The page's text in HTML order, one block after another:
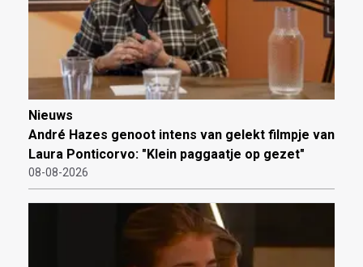
Nieuws
André Hazes genoot intens van gelekt filmpje van
Laura Ponticorvo: "Klein paggaatje op gezet"
08-08-2026